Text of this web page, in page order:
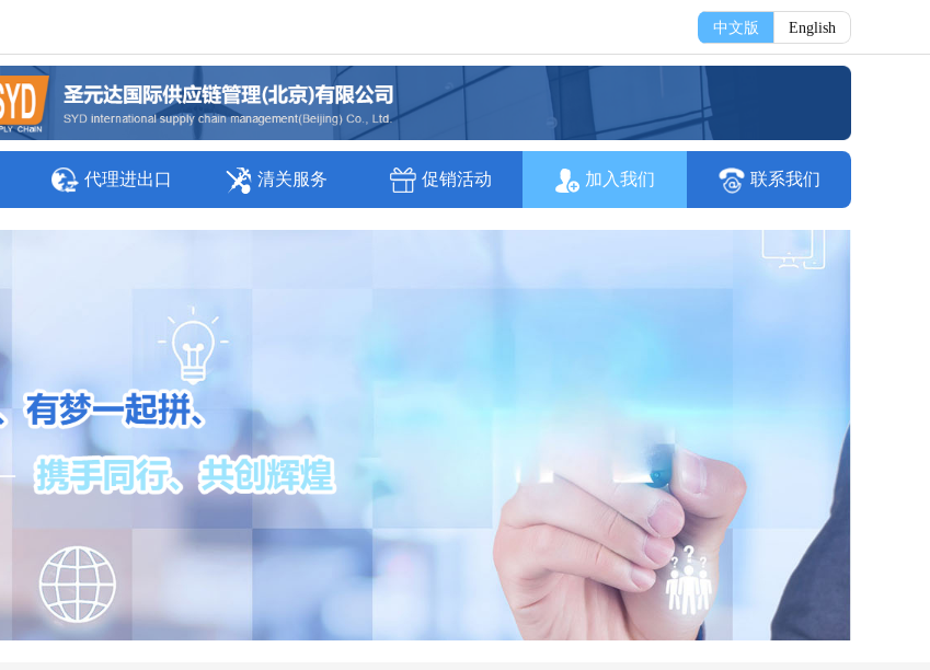
中文版 English
代理进出口 清关服务 促销活动 加入我们 联系我们